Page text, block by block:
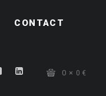
CONTACT
0 0 €